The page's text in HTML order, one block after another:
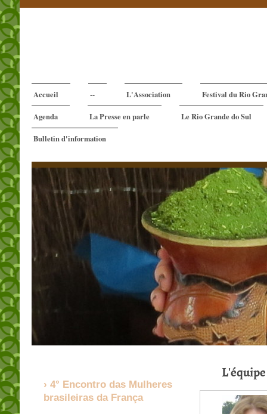
Accueil -- L'Association Festival du Rio
Agenda La Presse en parle Le Rio Grande do Sul
Bulletin d'information
4° Encontro das Mulheres
brasileiras da França